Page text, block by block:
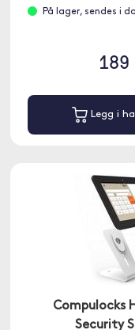
På lager, sendes i
Legg i
Compulocks
Security